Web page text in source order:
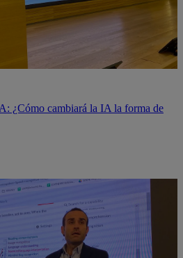
¿Cómo cambiará la IA la forma de